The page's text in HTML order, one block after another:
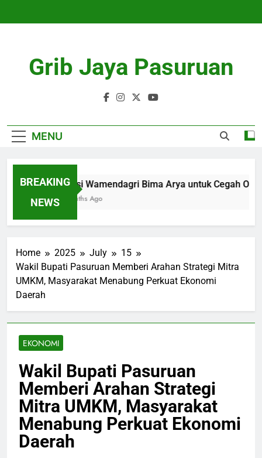
Grib Jaya Pasuruan
MENU
BREAKING
NEWS
Solusi Wamendagri Bima Arya untuk Cegah OTT
4 Months Ago
Home 2025 July
15
Wakil Bupati Pasuruan Memberi Arahan Strategi Mitra
UMKM, Masyarakat Menabung Perkuat Ekonomi
Daerah
EKONOMI
Wakil Bupati Pasuruan
Memberi Arahan Strategi
Mitra UMKM, Masyarakat
Menabung Perkuat Ekonomi
Daerah